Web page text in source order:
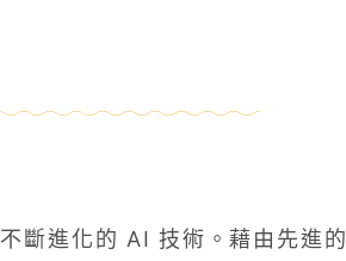
斷進化的 AI 技術。藉由先進的